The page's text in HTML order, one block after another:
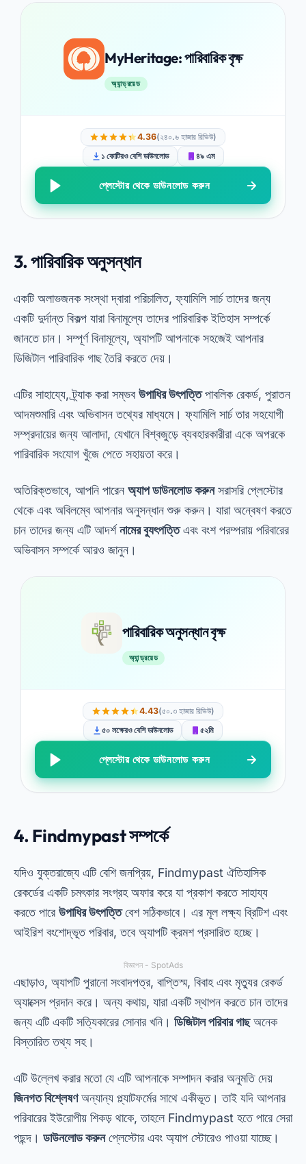
MyHeritage: পারিবারিক বৃক্ষ
অ্যান্ড্রয়েড
4.36(২৪০.৬ হাজার রিভিউ)
১ কোটিরও বেশি ডাউনলোড
৪৯ এম
প্লেস্টোর থেকে ডাউনলোড করুন
3.পারিবারিক অনুসন্ধান
একটি অলাভজনক সংস্থা দ্বারা পরিচালিত, ফ্যামিলি সার্চ তাদের জন্য
একটি দুর্দান্ত বিকল্প যারা বিনামূল্যে তাদের পারিবারিক ইতিহাস সম্পর্কে
জানতে চান। সম্পূর্ণ বিনামূল্যে, অ্যাপটি আপনাকে সহজেই আপনার
ডিজিটাল পারিবারিক গাছ তৈরি করতে দেয়।
এটির সাহায্যে, ট্র্যাক করা সম্ভব উপাধির উৎপত্তিপাবলিক রেকর্ড, পুরাতন
আদমশুমারি এবং অভিবাসন তথ্যের মাধ্যমে। ফ্যামিলি সার্চ তার সহযোগী
সম্প্রদায়ের জন্য আলাদা, যেখানে বিশ্বজুড়ে ব্যবহারকারীরা একে অপরকে
পারিবারিক সংযোগ খুঁজে পেতে সহায়তা করে।
অতিরিক্তভাবে, আপনি পারেন অ্যাপ ডাউনলোড করুনসরাসরি প্লেস্টোর
থেকে এবং অবিলম্বে আপনার অনুসন্ধান শুরু করুন। যারা অন্বেষণ করতে
চান তাদের জন্য এটি আদর্শনামের ব্যুৎপত্তিএবং বংশ পরম্পরায় পরিবারের
অভিবাসন সম্পর্কে আরও জানুন।
পারিবারিক অনুসন্ধান বৃক্ষ
অ্যান্ড্রয়েড
4.43(৫০.৩ হাজার রিভিউ)
৫০ লক্ষেরও বেশি ডাউনলোড
৫২মি
প্লেস্টোর থেকে ডাউনলোড করুন
4. Findmypast সম্পর্কে
যদিও যুক্তরাজ্যে এটি বেশি জনপ্রিয়, Findmypast ঐতিহাসিক
রেকর্ডের একটি চমৎকার সংগ্রহ অফার করে যা প্রকাশ করতে সাহায্য
করতে পারে উপাধির উৎপত্তিবেশ সঠিকভাবে। এর মূল লক্ষ্য ব্রিটিশ এবং
আইরিশ বংশোদ্ভূত পরিবার, তবে অ্যাপটি ক্রমশ প্রসারিত হচ্ছে।
বিজ্ঞাপন - SpotAds
এছাড়াও, অ্যাপটি পুরানো সংবাদপত্র, বাপ্তিস্ম, বিবাহ এবং মৃত্যুর রেকর্ড
অ্যাক্সেস প্রদান করে। অন্য কথায়, যারা একটি স্থাপন করতে চান তাদের
জন্য এটি একটি সত্যিকারের সোনার খনি। ডিজিটাল পরিবার গাছঅনেক
বিস্তারিত তথ্য সহ।
এটি উল্লেখ করার মতো যে এটি আপনাকে সম্পাদন করার অনুমতি দেয়
জিনগত বিশ্লেষণঅন্যান্য প্ল্যাটফর্মের সাথে একীভূত। তাই যদি আপনার
পরিবারের ইউরোপীয় শিকড় থাকে, তাহলে Findmypast হতে পারে সেরা
পছন্দ। ডাউনলোড করুনপ্লেস্টোর এবং অ্যাপ স্টোরেও পাওয়া যাচ্ছে।